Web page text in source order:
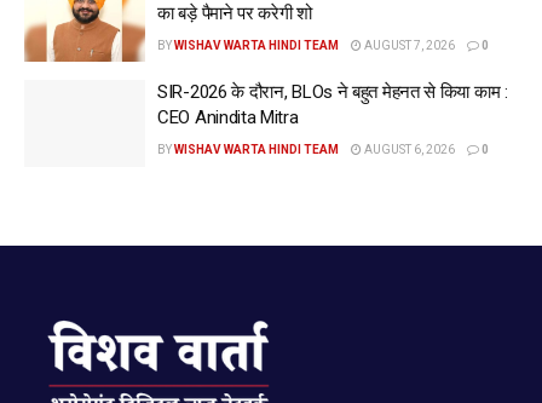
का बड़े पैमाने पर करेगी शो
BYWISHAV WARTA HINDI TEAM AUGUST 7, 2026 0
SIR-2026 के दौरान, BLOs ने बहुत मेहनत से किया काम :
CEO Anindita Mitra
BYWISHAV WARTA HINDI TEAM AUGUST 6, 2026 0